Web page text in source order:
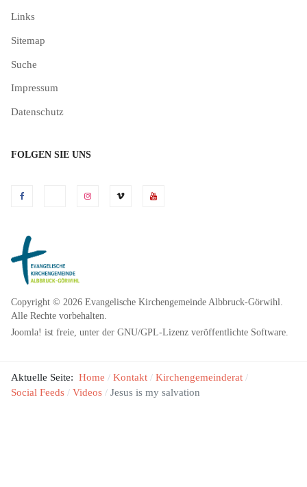
Links
Sitemap
Suche
Impressum
Datenschutz
FOLGEN SIE UNS
Copyright © 2026 Evangelische Kirchengemeinde Albbruck-Görwihl.
Alle Rechte vorbehalten.
Joomla! ist freie, unter der GNU/GPL-Lizenz veröffentlichte Software.
Aktuelle Seite: Home Kontakt
Kirchengemeinderat
Social Feeds
Videos Jesus is my salvation